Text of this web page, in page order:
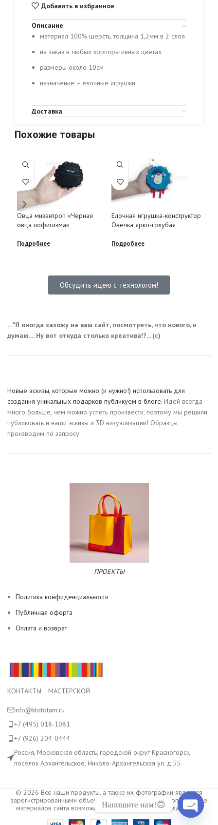
Добавить в избранное
Описание
материал 100% шерсть, толщина 1,2мм в 2 слоя
на заказ в любых корпоративных цветах
размеры около 10см
назначение – елочные игрушки
Доставка
Похожие товары
Овца мизантроп «Черная
овца пофигизма»
Подробнее
Елочная игрушка-конструктор
Овечка ярко-голубая
Подробнее
Обсудить идею с технологом!
... "Я иногда захожу на ваш сайт, посмотреть, что нового, и
думаю.... Ну вот откуда столько креатива!?... (с)
Новые эскизы, которые можно (и нужно!) использовать для
создания уникальных подарков публикуем в блоге. Идей всегда
много больше, чем можно успеть произвести, поэтому мы решили
публиковать и наши эскизы и 3D визуализации! Образцы
производим по запросу
ПРОЕКТЫ
Политика конфиденциальности
Публичная оферта
Оплата и возврат
КОНТАКТЫ МАСТЕРСКОЙ
info@ktototam.ru
+7 (495) 018-1081
+7 (926) 204-0444
Россия, Московская область, городской округ Красногорск,
посёлок Архангельское, Николо-Архангельская ул. д.55
© 2026 Все наши продукты, а также их фотографии являются
зарегистрированными объектами авторского права. Копирование
материалов сайта возможно только с разрешения владельца.
Напишите нам!🙃